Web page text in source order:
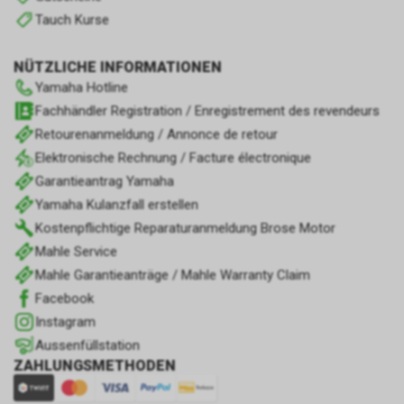
Tauch Kurse
NÜTZLICHE INFORMATIONEN
Yamaha Hotline
Fachhändler Registration / Enregistrement des revendeurs
Retourenanmeldung / Annonce de retour
Elektronische Rechnung / Facture électronique
Garantieantrag Yamaha
Yamaha Kulanzfall erstellen
Kostenpflichtige Reparaturanmeldung Brose Motor
Mahle Service
Mahle Garantieanträge / Mahle Warranty Claim
Facebook
Instagram
Aussenfüllstation
ZAHLUNGSMETHODEN